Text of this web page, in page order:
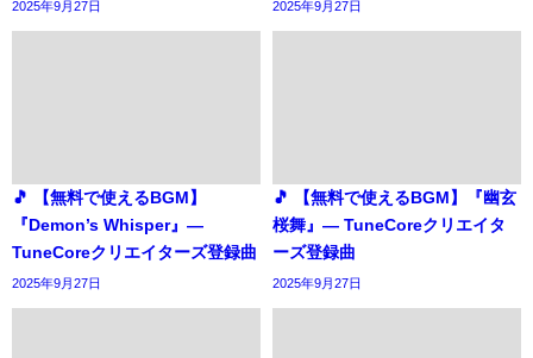
2025年9月27日 2025年9月27日
🎵 【無料で使えるBGM】
『Demon’s Whisper』―
TuneCoreクリエイターズ登録曲
2025年9月27日
🎵 【無料で使えるBGM】『幽玄
桜舞』― TuneCoreクリエイタ
ーズ登録曲
2025年9月27日